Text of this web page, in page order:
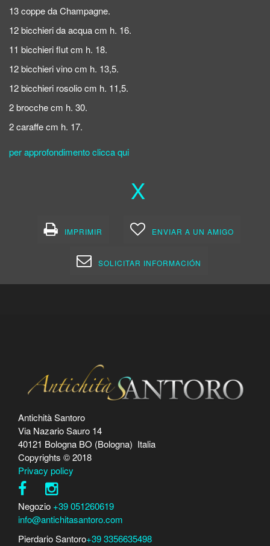
13 coppe da Champagne.
12 bicchieri da acqua cm h. 16.
11 bicchieri flut cm h. 18.
12 bicchieri vino cm h. 13,5.
12 bicchieri rosolio cm h. 11,5.
2 brocche cm h. 30.
2 caraffe cm h. 17.
per approfondimento clicca qui
X
IMPRIMIR ENVIAR A UN AMIGO
SOLICITAR INFORMACIÓN
Antichità Santoro
Via Nazario Sauro 14
40121 Bologna BO (Bologna) Italia
Copyrights © 2018
Privacy policy
Negozio +39 051260619
info@antichitasantoro.com
Pierdario Santoro+39 3356635498